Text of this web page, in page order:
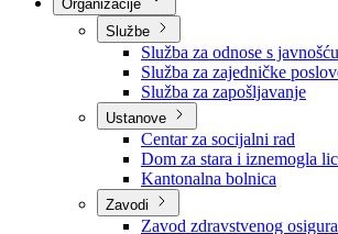
Nadležnosti
Sjednice Vlade
Službe
Služba za odnose s javnošću
Služba za zajedničke poslove
Služba za zapošljavanje
Ustanove
Centar za socijalni rad
Dom za stara i iznemogla lica